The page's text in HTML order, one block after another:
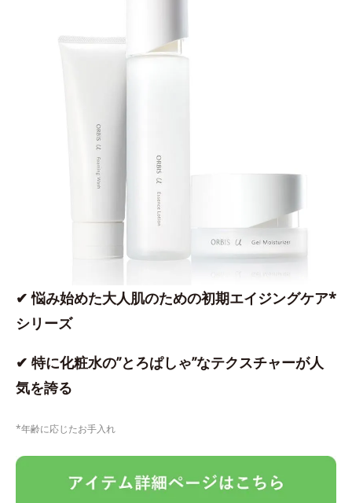
✔ 悩み始めた大人肌のための初期エイジングケア*
シリーズ
✔ 特に化粧水の”とろぱしゃ”なテクスチャーが人
気を誇る
*年齢に応じたお手入れ